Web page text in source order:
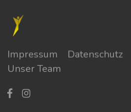
Impressum Datenschutz
Unser Team